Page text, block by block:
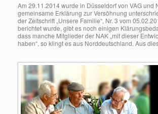
Am 29.11.2014 wurde in Düsseldorf von VAG und
gemeinsame Erklärung zur Versöhnung
der Zeitschrift „Unsere Familie“, Nr. 3 vom
berichtet wurde, gibt es noch einigen
dass manche Mitglieder der NAK „mit dieser
haben“, so klingt es aus Norddeutschland. Aus